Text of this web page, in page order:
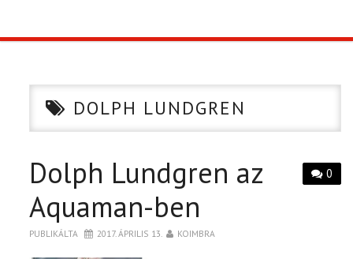
CIKK
PÓLÓ RENDELÉS
DOLPH LUNDGREN
0
Dolph Lundgren az
Aquaman-ben
PUBLIKÁLTA 2017. ÁPRILIS 13. KOIMBRA